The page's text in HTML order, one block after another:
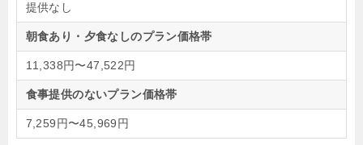
提供なし
朝食あり・夕食なしのプラン価格帯
11,338円〜47,522円
食事提供のないプラン価格帯
7,259円〜45,969円